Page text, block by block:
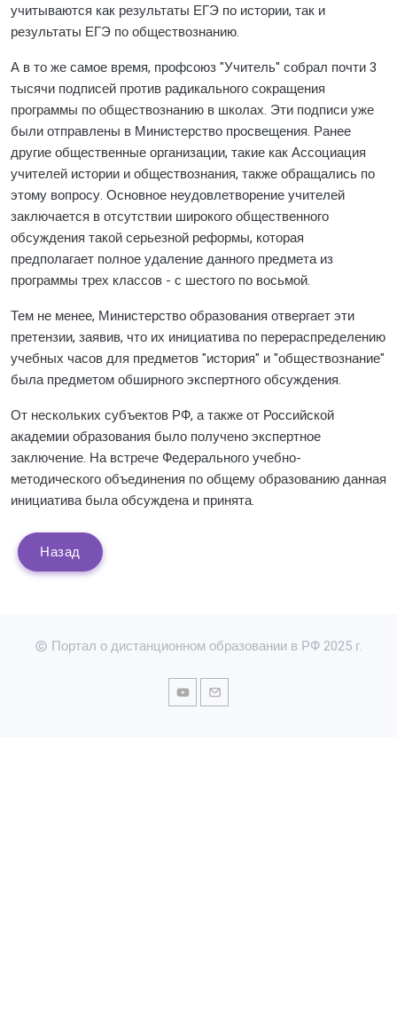
учитываются как результаты ЕГЭ по истории, так и
результаты ЕГЭ по обществознанию.
А в то же самое время, профсоюз "Учитель" собрал почти 3
тысячи подписей против радикального сокращения
программы по обществознанию в школах. Эти подписи уже
были отправлены в Министерство просвещения. Ранее
другие общественные организации, такие как Ассоциация
учителей истории и обществознания, также обращались по
этому вопросу. Основное неудовлетворение учителей
заключается в отсутствии широкого общественного
обсуждения такой серьезной реформы, которая
предполагает полное удаление данного предмета из
программы трех классов - с шестого по восьмой.
Тем не менее, Министерство образования отвергает эти
претензии, заявив, что их инициатива по перераспределению
учебных часов для предметов "история" и "обществознание"
была предметом обширного экспертного обсуждения.
От нескольких субъектов РФ, а также от Российской
академии образования было получено экспертное
заключение. На встрече Федерального учебно-
методического объединения по общему образованию данная
инициатива была обсуждена и принята.
Назад
Портал о дистанционном образовании в РФ 2025 г.